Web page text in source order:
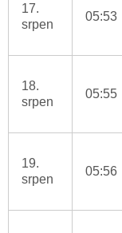
17.
srpen
05:53
18.
srpen
05:55
19.
srpen
05:56